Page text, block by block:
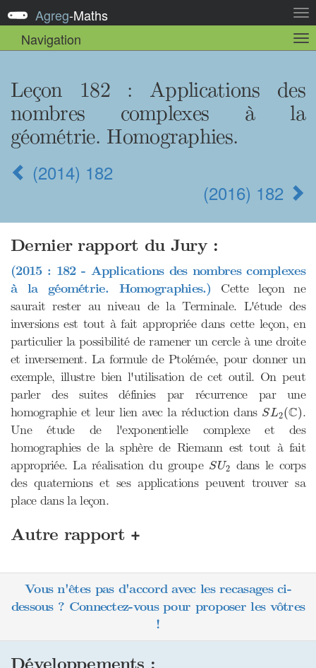
la
Agreg-Maths
Navigation
la
Leçon 182 : Applications des
nombres complexes à la
géométrie. Homographies.
(2014) 182
(2016) 182
Dernier rapport du Jury :
(2015 : 182 - Applications des nombres complexes
à la géométrie. Homographies.) Cette leçon ne
saurait rester au niveau de la Terminale. L'étude des
inversions est tout à fait appropriée dans cette leçon, en
particulier la possibilité de ramener un cercle à une droite
et inversement. La formule de Ptolémée, pour donner un
exemple, illustre bien l'utilisation de cet outil. On peut
parler des suites définies par récurrence par une
homographie et leur lien avec la réduction dans SL2(C)
SL (C).
Une étude de l'exponentielle complexe et des
homographies de la sphère de Riemann est tout à fait
appropriée. La réalisation du groupe SU2
SU2
dans le corps
des quaternions et ses applications peuvent trouver sa
place dans la leçon.
Autre rapport +
Vous n'êtes pas d'accord avec les recasages ci-
dessous ? Connectez-vous pour proposer les vôtres
!